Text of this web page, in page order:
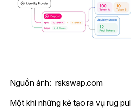
Nguồn ảnh: rskswap.com
Một khi những kẻ tạo ra vụ rug